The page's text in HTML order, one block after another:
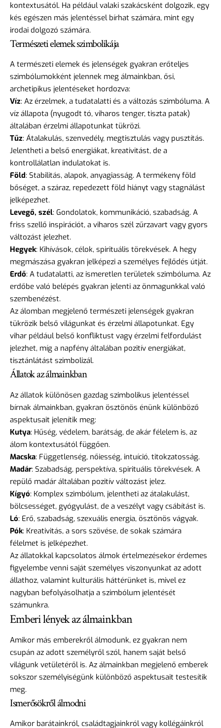
kontextusától. Ha például valaki szakácsként dolgozik, egy
kés egészen más jelentéssel bírhat számára, mint egy
irodai dolgozó számára.
Természeti elemek szimbolikája
A természeti elemek és jelenségek gyakran erőteljes
szimbólumokként jelennek meg álmainkban, ősi,
archetipikus jelentéseket hordozva:
Víz: Az érzelmek, a tudatalatti és a változás szimbóluma. A
víz állapota (nyugodt tó, viharos tenger, tiszta patak)
általában érzelmi állapotunkat tükrözi.
Tűz: Átalakulás, szenvedély, megtisztulás vagy pusztítás.
Jelentheti a belső energiákat, kreativitást, de a
kontrollálatlan indulatokat is.
Föld: Stabilitás, alapok, anyagiasság. A termékeny föld
bőséget, a száraz, repedezett föld hiányt vagy stagnálást
jelképezhet.
Levegő, szél: Gondolatok, kommunikáció, szabadság. A
friss szellő inspirációt, a viharos szél zűrzavart vagy gyors
változást jelezhet.
Hegyek: Kihívások, célok, spirituális törekvések. A hegy
megmászása gyakran jelképezi a személyes fejlődés útját.
Erdő: A tudatalatti, az ismeretlen területek szimbóluma. Az
erdőbe való belépés gyakran jelenti az önmagunkkal való
szembenézést.
Az álomban megjelenő természeti jelenségek gyakran
tükrözik belső világunkat és érzelmi állapotunkat. Egy
vihar például belső konfliktust vagy érzelmi felfordulást
jelezhet, míg a napfény általában pozitív energiákat,
tisztánlátást szimbolizál.
Állatok az álmainkban
Az állatok különösen gazdag szimbolikus jelentéssel
bírnak álmainkban, gyakran ösztönös énünk különböző
aspektusait jelenítik meg:
Kutya: Hűség, védelem, barátság, de akár félelem is, az
álom kontextusától függően.
Macska: Függetlenség, nőiesség, intuíció, titokzatosság.
Madár: Szabadság, perspektíva, spirituális törekvések. A
repülő madár általában pozitív változást jelez.
Kígyó: Komplex szimbólum, jelentheti az átalakulást,
bölcsességet, gyógyulást, de a veszélyt vagy csábítást is.
Ló: Erő, szabadság, szexuális energia, ösztönös vágyak.
Pók: Kreativitás, a sors szövése, de sokak számára
félelmet is jelképezhet.
Az állatokkal kapcsolatos álmok értelmezésekor érdemes
figyelembe venni saját személyes viszonyunkat az adott
állathoz, valamint kulturális háttérünket is, mivel ez
nagyban befolyásolhatja a szimbólum jelentését
számunkra.
Emberi lények az álmainkban
Amikor más emberekről álmodunk, ez gyakran nem
csupán az adott személyről szól, hanem saját belső
világunk vetületéről is. Az álmainkban megjelenő emberek
sokszor személyiségünk különböző aspektusait testesítik
meg.
Ismerősökről álmodni
Amikor barátainkról, családtagjainkról vagy kollégáinkról